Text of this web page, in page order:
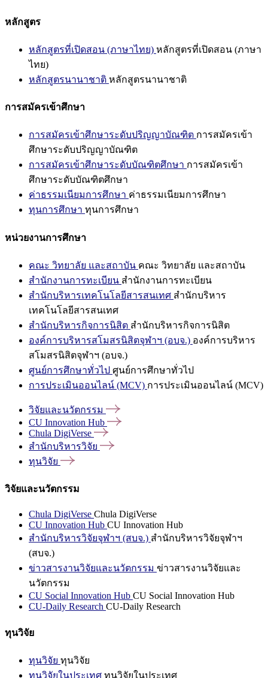
หลักสูตร
หลักสูตรที่เปิดสอน (ภาษาไทย) หลักสูตรที่เปิดสอน (ภาษา
ไทย)
หลักสูตรนานาชาติ หลักสูตรนานาชาติ
การสมัครเข้าศึกษา
การสมัครเข้าศึกษาระดับปริญญาบัณฑิต การสมัครเข้า
ศึกษาระดับปริญญาบัณฑิต
การสมัครเข้าศึกษาระดับบัณฑิตศึกษา การสมัครเข้า
ศึกษาระดับบัณฑิตศึกษา
ค่าธรรมเนียมการศึกษา ค่าธรรมเนียมการศึกษา
ทุนการศึกษา ทุนการศึกษา
หน่วยงานการศึกษา
คณะ วิทยาลัย และสถาบัน คณะ วิทยาลัย และสถาบัน
สำนักงานการทะเบียน สำนักงานการทะเบียน
สำนักบริหารเทคโนโลยีสารสนเทศ สำนักบริหาร
เทคโนโลยีสารสนเทศ
สำนักบริหารกิจการนิสิต สำนักบริหารกิจการนิสิต
องค์การบริหารสโมสรนิสิตจุฬาฯ (อบจ.) องค์การบริหาร
สโมสรนิสิตจุฬาฯ (อบจ.)
ศูนย์การศึกษาทั่วไป ศูนย์การศึกษาทั่วไป
การประเมินออนไลน์ (MCV) การประเมินออนไลน์ (MCV)
วิจัยและนวัตกรรม
CU Innovation Hub
Chula DigiVerse
สำนักบริหารวิจัย
ทุนวิจัย
วิจัยและนวัตกรรม
Chula DigiVerse Chula DigiVerse
CU Innovation Hub CU Innovation Hub
สำนักบริหารวิจัยจุฬาฯ (สบจ.) สำนักบริหารวิจัยจุฬาฯ
(สบจ.)
ข่าวสารงานวิจัยและนวัตกรรม ข่าวสารงานวิจัยและ
นวัตกรรม
CU Social Innovation Hub CU Social Innovation Hub
CU-Daily Research CU-Daily Research
ทุนวิจัย
ทุนวิจัย ทุนวิจัย
ทุนวิจัยในประเทศ ทุนวิจัยในประเทศ